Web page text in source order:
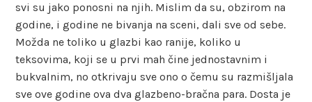
svi su jako ponosni na njih. Mislim da su, obzirom na
godine, i godine ne bivanja na sceni, dali sve od sebe.
Možda ne toliko u glazbi kao ranije, koliko u
teksovima, koji se u prvi mah čine jednostavnim i
bukvalnim, no otkrivaju sve ono o čemu su razmišljala
sve ove godine ova dva glazbeno-bračna para. Dosta je